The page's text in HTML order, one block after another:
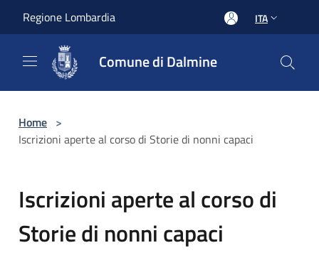
Regione Lombardia ITA
Comune di Dalmine
Home >
Iscrizioni aperte al corso di Storie di nonni capaci
Iscrizioni aperte al corso di
Storie di nonni capaci